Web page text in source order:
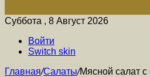
Суббота , 8 Август 2026
Войти
Switch skin
Главная/Салаты/Мясной салат